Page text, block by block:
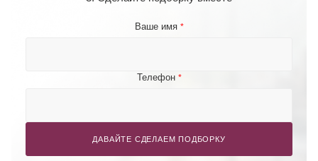
Ваше имя *
Телефон *
ДАВАЙТЕ СДЕЛАЕМ ПОДБОРКУ